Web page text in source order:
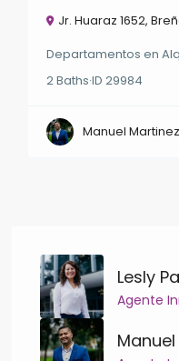
Jr. Huaraz 1652,
Departamentos en
2Baths·ID29984
Manuel Martinez
Lesly
Agente